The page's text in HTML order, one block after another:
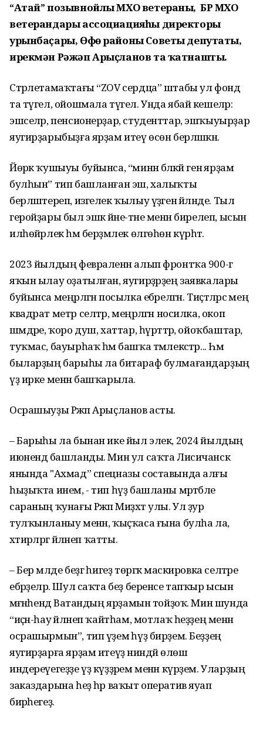
“Атай” позывнойлы МХО ветераны, БР МХО
ветерандары ассоциацияһы директоры
урынбаҫары, Өфө районы Советы депутаты,
ирекмән Рәжәп Арыҫланов та ҡатнашты.
Стәрлетамаҡтағы “ZOV сердца” штабы ул фонд
та түгел, ойошмала түгел. Унда ябай кешеләр:
эшселәр, пенсионерҙар, студенттар, эшҡыуырҙар
яугирҙарыбыҙға ярҙам итеү өсөн берләшкән.
Йөрәк ҡушыуы буйынса, “минән бәләкәй генә ярҙам
булһын” тип башланған эш, халыҡты
берләштереп, изгелек ҡылыу үҙәгенә әйләнде. Тыл
геройҙары был эшкә йәне-тәне менән бирелеп, ысын
илһөйәрлек һәм берҙәмлек өлгөһөн күрһәтә.
2023 йылдың февраленән алып фронтҡа 900-гә
яҡын ылау оҙатылған, яугирҙәрҙең заявкалары
буйынса меңәрләгән посылка ебәрелгән. Тиҫтәләрсә мең
квадрат метр селтәр, меңәрләгән носилка, окоп
шәмдәре, ҡоро душ, хаттар, һүрәттәр, ойоҡбаштар,
туҡмас, бауырһаҡ һәм башҡа тәмлекәстәр... Һәм
быларҙың барыһы ла битараф булмағандарҙың
үҙ ирке менән башҡарыла.
Осрашыуҙы Рәжәп Арыҫланов асты.
– Барыһы ла бынан ике йыл элек, 2024 йылдың
июнендә башланды. Мин ул саҡта Лисичанск
янында "Ахмад” спецназы составында алғы
һыҙыҡта инем, - тип һүҙ башланы мәртәбәле
сараның ҡунағы Рәжәп Миҙхәт улы. Ул ҙур
тулҡынланыу менән, ҡыҫҡаса ғына булһа ла,
хәтирәләргә әйләнеп ҡатты.
– Бер мәлде беҙгә һигеҙ төргәк маскировка селтәре
ебәрҙеләр. Шул саҡта беҙ беренсе тапҡыр ысын
мәғәнәһендә Ватандың ярҙамын тойҙоҡ. Мин шунда
“иҫән-һау әйләнеп ҡайтһам, мотлаҡ һеҙҙең менән
осрашырмын”, тип үҙемә һүҙ бирҙем. Беҙҙең
яугирҙарға ярҙам итеүҙә ниндәй өлөш
индереүегеҙҙе үҙ күҙҙәрем менән күрҙем. Уларҙың
заказдарына һеҙ һәр ваҡыт оператив яуап
бирәһегеҙ.